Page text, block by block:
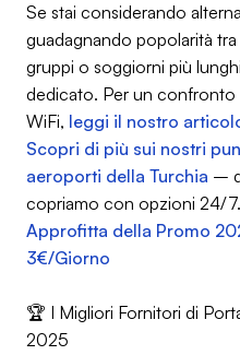
Se stai considerando
guadagnando popolarità
gruppi o soggiorni più
dedicato. Per un
WiFi, leggi il nostro
Scopri di più sui nostri
aeroporti della Turchia –
copriamo con opzioni 24/
Approfitta della Promo
3€/Giorno
🏆 I Migliori Fornitori di
2025